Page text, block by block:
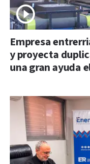
Empresa
y proyecta
una gran ayuda